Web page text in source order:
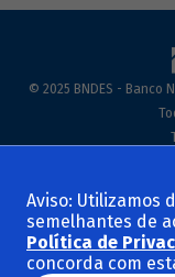
© 2025 BNDES - Banco
Aviso: Utilizamos
semelhantes de
Política de
concorda com